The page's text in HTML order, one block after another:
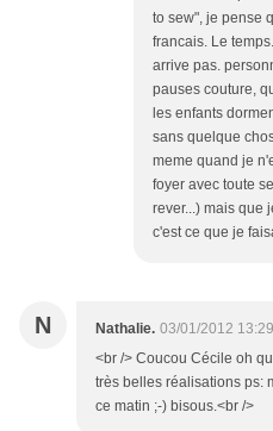
to sew", je pense
francais. Le
arrive pas.
pauses couture,
les enfants
sans quelque
meme quand je
foyer avec toute
rever...) mais que
c'est ce que je
N Nathalie. 03/01/2012 13:29
<br /> Coucou Cécile oh
très belles réalisations ps:
ce matin ;-) bisous.<br />